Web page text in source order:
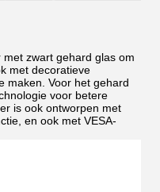
zwart gehard glas om
met decoratieve
maken. Voor het gehard
voor betere
is ook ontworpen met
en ook met VESA-